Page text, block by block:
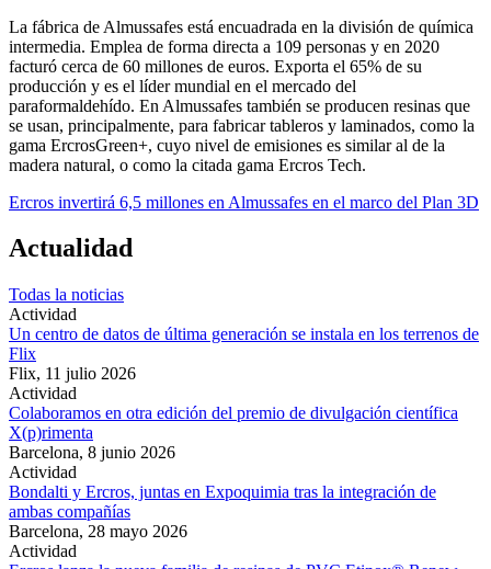
La fábrica de Almussafes está encuadrada en la división de química
intermedia. Emplea de forma directa a 109 personas y en 2020
facturó cerca de 60 millones de euros. Exporta el 65% de su
producción y es el líder mundial en el mercado del
paraformaldehído. En Almussafes también se producen resinas que
se usan, principalmente, para fabricar tableros y laminados, como la
gama ErcrosGreen+, cuyo nivel de emisiones es similar al de la
madera natural, o como la citada gama Ercros Tech.
Ercros invertirá 6,5 millones en Almussafes en el marco del Plan 3D
Actualidad
Todas la noticias
Actividad
Un centro de datos de última generación se instala en los terrenos de
Flix
Flix, 11 julio 2026
Actividad
Colaboramos en otra edición del premio de divulgación científica
X(p)rimenta
Barcelona, 8 junio 2026
Actividad
Bondalti y Ercros, juntas en Expoquimia tras la integración de
ambas compañías
Barcelona, 28 mayo 2026
Actividad